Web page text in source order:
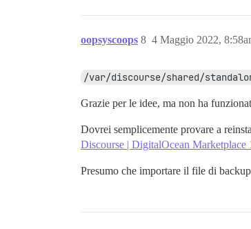
oopsyscoops 4 Maggio 2022,
8
/var/discourse/shared/
Grazie per le idee, ma non ha
Dovrei semplicemente provare a
Discourse | DigitalOcean
Presumo che importare il file di